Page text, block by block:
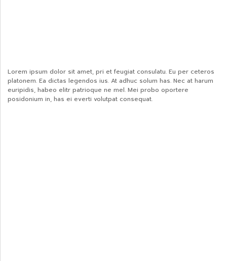
Lorem ipsum dolor sit amet, pri et feugiat consulatu. Eu per ceteros
platonem. Ea dictas legendos ius. At adhuc solum has. Nec at harum
euripidis, habeo elitr patrioque ne mel. Mei probo oportere
posidonium in, has ei everti volutpat consequat.